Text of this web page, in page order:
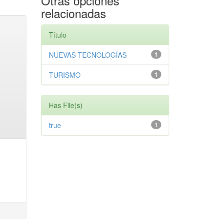
relacionadas
Título
1
NUEVAS TECNOLOGÍAS
1
TURISMO
Has File(s)
1
true